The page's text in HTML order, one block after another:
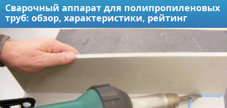
Сварочный аппарат для полипропиленовых
труб: обзор, характеристики, рейтинг